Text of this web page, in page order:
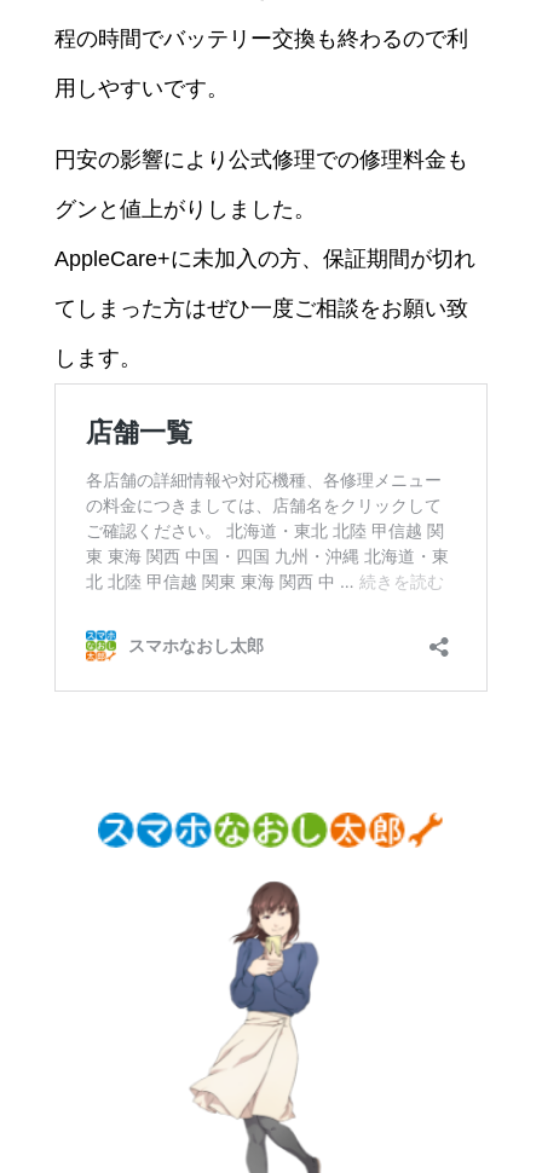
程の時間でバッテリー交換も終わるので利
用しやすいです。
円安の影響により公式修理での修理料金も
グンと値上がりしました。
AppleCare+に未加入の方、保証期間が切れ
てしまった方はぜひ一度ご相談をお願い致
します。